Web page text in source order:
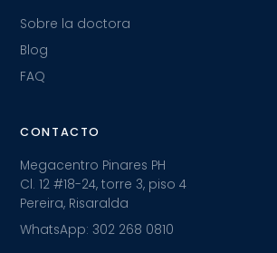
Sobre la doctora
Blog
FAQ
CONTACTO
Megacentro Pinares PH
Cl. 12 #18-24, torre 3, piso 4
Pereira, Risaralda
WhatsApp: 302 268 0810